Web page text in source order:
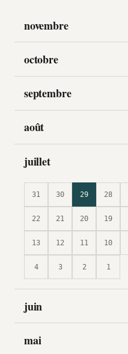
novembre
octobre
septembre
août
juillet
31 30 29 28
22 21 20 19
13 12 11 10
4 3 2 1
juin
mai